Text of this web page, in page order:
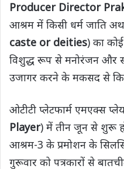
p
p
o
k
r
a
m
n
k
Producer Director
आश्रम में किसी धर्म जाति
caste or deities) का
विशुद्ध रूप से मनोरंजन और
उजागर करने के मकसद से
ओटीटी प्लेटफार्म एमएक्स
Player) में तीन जून से शुरू
आश्रम-3 के प्रमोशन के
गुरूवार को पत्रकारों से